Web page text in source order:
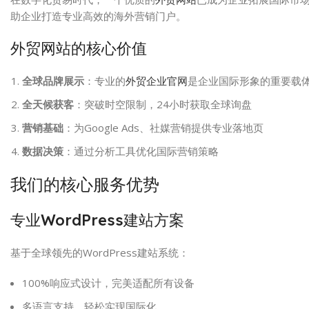
助企业打造专业高效的海外营销门户。
外贸网站的核心价值
全球品牌展示 ：专业的外贸企业官网是企业国际形象的重要载
全天候获客 ：突破时空限制，24小时获取全球询盘
营销基础 ：为Google Ads、社媒营销提供专业落地页
数据决策 ：通过分析工具优化国际营销策略
我们的核心服务优势
专业WordPress建站方案
基于全球领先的WordPress建站系统：
100%响应式设计，完美适配所有设备
多语言支持，轻松实现国际化